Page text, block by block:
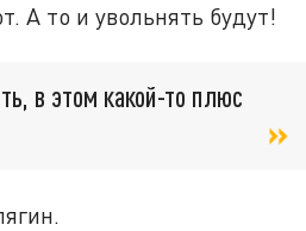
А то и увольнять будут!
в этом какой-то плюс